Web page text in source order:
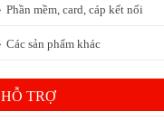
Phần mềm, card, cáp kết nối
Các sản phẩm khác
HỖ TRỢ